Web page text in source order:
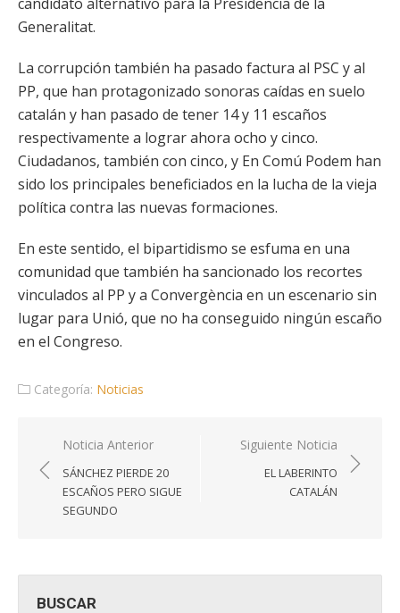
Generalitat.
La corrupción también ha pasado factura al PSC y al
PP, que han protagonizado sonoras caídas en suelo
catalán y han pasado de tener 14 y 11 escaños
respectivamente a lograr ahora ocho y cinco.
Ciudadanos, también con cinco, y En Comú Podem han
sido los principales beneficiados en la lucha de la vieja
política contra las nuevas formaciones.
En este sentido, el bipartidismo se esfuma en una
comunidad que también ha sancionado los recortes
vinculados al PP y a Convergència en un escenario sin
lugar para Unió, que no ha conseguido ningún escaño
en el Congreso.
Categoría: Noticias
Navegación
de
entradas
Noticia Anterior
SÁNCHEZ PIERDE 20
ESCAÑOS PERO SIGUE
SEGUNDO
Siguiente Noticia
EL LABERINTO
CATALÁN
BUSCAR